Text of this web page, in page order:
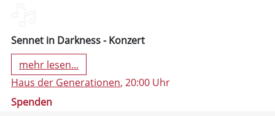
Sennet in Darkness - Konzert
mehr lesen...
Haus der Generationen, 20:00 Uhr
Spenden